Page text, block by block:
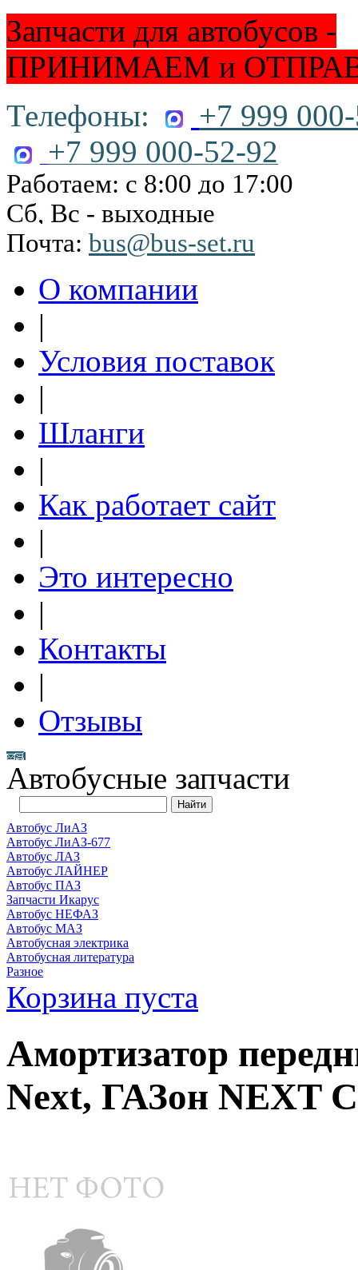
Запчасти для автобусов -
ПРИНИМАЕМ и
Телефоны:
+7 999
+7 999 000-52-92
Работаем: с 8:00 до 17:00
Сб, Вс - выходные
Почта: bus@bus-set.ru
О компании
|
Условия поставок
|
Шланги
|
Как работает сайт
|
Это интересно
|
Контакты
|
Отзывы
Автобусные запчасти
Автобус ЛиАЗ
Автобус ЛиАЗ-677
Автобус ЛАЗ
Автобус ЛАЙНЕР
Автобус ПАЗ
Запчасти Икарус
Автобус НЕФАЗ
Автобус МАЗ
Автобусная электрика
Автобусная литература
Разное
Корзина пуста
Амортизатор
Next, ГАЗон NEXT